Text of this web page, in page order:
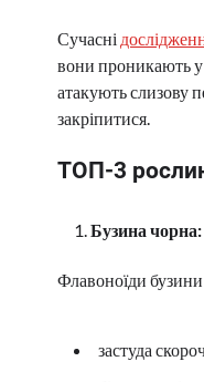
Сучасні
вони проникають у
атакують слизову
закріпитися.
ТОП-3
Бузина
Флавоноїди бузини
застуда